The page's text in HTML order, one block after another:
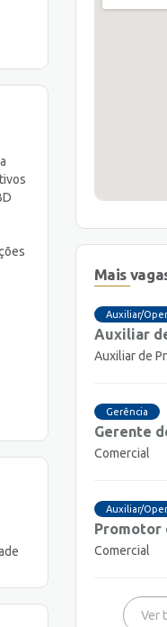
Mais
Auxiliar/
Auxiliar
Auxiliar de
Gerência
Gerente
Comercial
Auxiliar/
Promotor
Comercial
Ver